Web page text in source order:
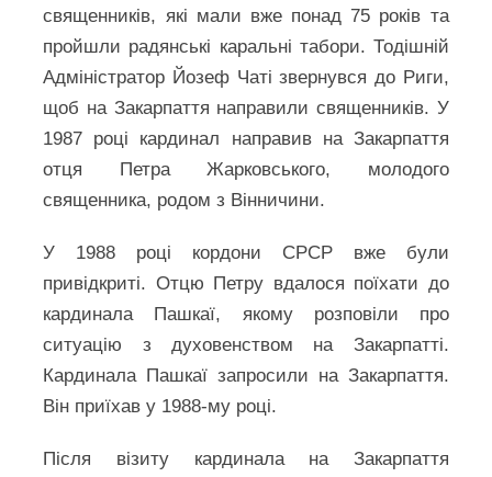
священників, які мали вже понад 75 років та
пройшли радянські каральні табори. Тодішній
Адміністратор Йозеф Чаті звернувся до Риги,
щоб на Закарпаття направили священників. У
1987 році кардинал направив на Закарпаття
отця Петра Жарковського, молодого
священника, родом з Вінничини.
У 1988 році кордони СРСР вже були
привідкриті. Отцю Петру вдалося поїхати до
кардинала Пашкаї, якому розповіли про
ситуацію з духовенством на Закарпатті.
Кардинала Пашкаї запросили на Закарпаття.
Він приїхав у 1988-му році.
Після візиту кардинала на Закарпаття